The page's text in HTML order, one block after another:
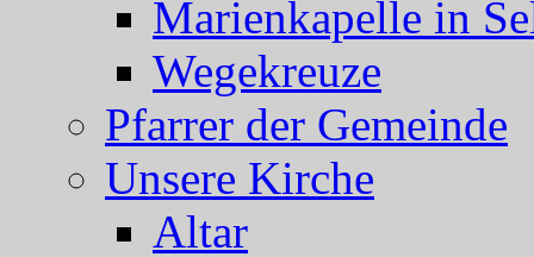
Marienkapelle in
Wegekreuze
Pfarrer der Gemeinde
Unsere Kirche
Altar